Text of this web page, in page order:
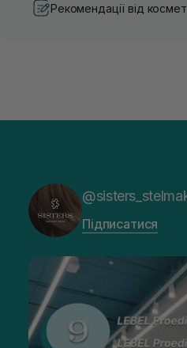
Рекомендації від
Підписатися